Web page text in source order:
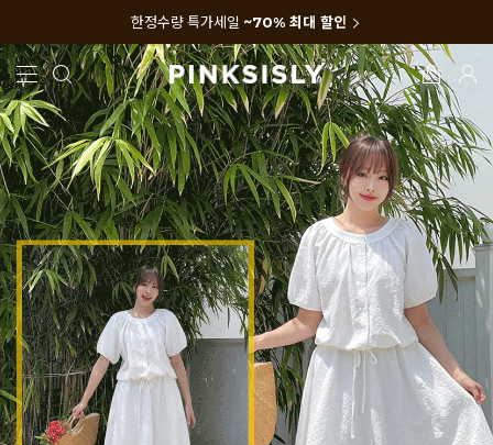
한정수량 특가세일 ~70% 최대 할인